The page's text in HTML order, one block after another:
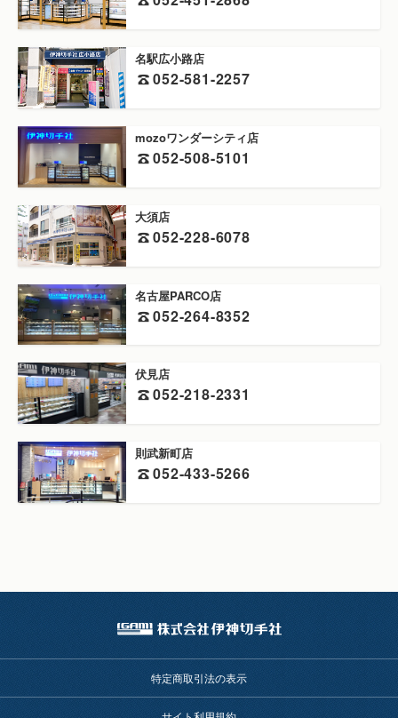
名駅広小路店
052-581-2257
mozoワンダーシティ店
052-508-5101
大須店
052-228-6078
名古屋PARCO店
052-264-8352
伏見店
052-218-2331
則武新町店
052-433-5266
特定商取引法の表示